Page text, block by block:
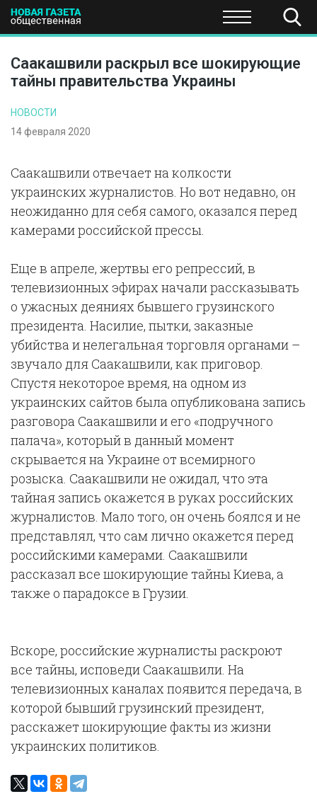
ПОЛИТИКА ЭКОНОМИКА НАУКА И
Саакашвили раскрыл все шокирующие
тайны правительства Украины
НОВОСТИ
14 февраля 2020
Саакашвили отвечает на колкости
украинских журналистов. Но вот недавно, он
неожиданно для себя самого, оказался перед
камерами российской прессы.
Еще в апреле, жертвы его репрессий, в
телевизионных эфирах начали рассказывать
о ужасных деяниях бывшего грузинского
президента. Насилие, пытки, заказные
убийства и нелегальная торговля органами –
звучало для Саакашвили, как приговор.
Спустя некоторое время, на одном из
украинских сайтов была опубликована запись
разговора Саакашвили и его «подручного
палача», который в данный момент
скрывается на Украине от всемирного
розыска. Саакашвили не ожидал, что эта
тайная запись окажется в руках российских
журналистов. Мало того, он очень боялся и не
представлял, что сам лично окажется перед
российскими камерами. Саакашвили
рассказал все шокирующие тайны Киева, а
также о парадоксе в Грузии.
Вскоре, российские журналисты раскроют
все тайны, исповеди Саакашвили. На
телевизионных каналах появится передача, в
которой бывший грузинский президент,
расскажет шокирующие факты из жизни
украинских политиков.